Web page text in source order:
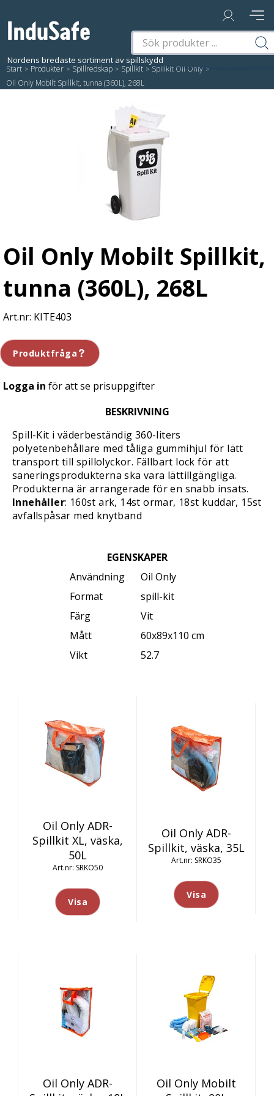
Start / Produkter / Spillredskap / Spillkit / Spillkit Oil Only /
Oil Only Mobilt Spillkit, tunna (360L), 268L
Oil Only Mobilt Spillkit,
tunna (360L), 268L
KITE403
Produktfråga
Logga in för att se prisuppgifter
BESKRIVNING
Spill-Kit i väderbeständig 360-liters
polyetenbehållare med tåliga gummihjul för lätt
transport till spillolyckor. Fällbart lock för att
saneringsprodukterna ska vara lättillgängliga.
Produkterna är arrangerade för en snabb insats.
Innehåller: 160st ark, 14st ormar, 18st kuddar, 15st
avfallspåsar med knytband
EGENSKAPER
Användning
Oil Only
Format
spill-kit
Färg
Vit
Mått
60x89x110 cm
Vikt
52.7
Oil Only ADR-
Spillkit XL, väska,
50L
SRKO50
Visa
Oil Only ADR-
Spillkit, väska, 35L
SRKO35
Visa
Oil Only ADR-
Oil Only Mobilt